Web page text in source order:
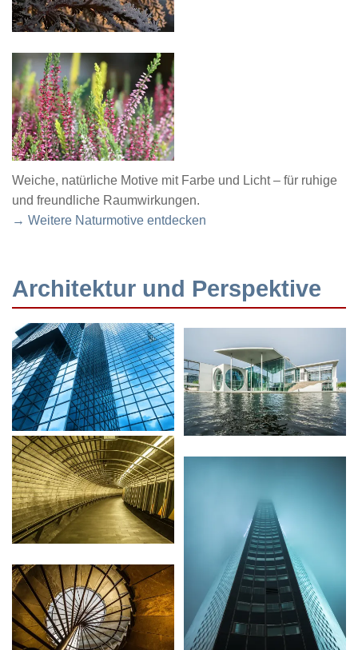
Weiche, natürliche Motive mit Farbe und Licht – für ruhige
und freundliche Raumwirkungen.
→ Weitere Naturmotive entdecken
Architektur und Perspektive